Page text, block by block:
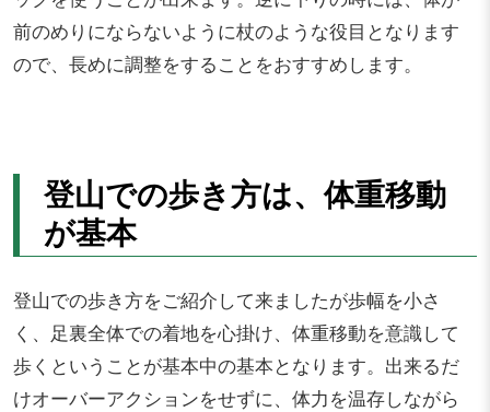
前のめりにならないように杖のような役目となります
ので、長めに調整をすることをおすすめします。
登山での歩き方は、体重移動
が基本
登山での歩き方をご紹介して来ましたが歩幅を小さ
く、足裏全体での着地を心掛け、体重移動を意識して
歩くということが基本中の基本となります。出来るだ
けオーバーアクションをせずに、体力を温存しながら